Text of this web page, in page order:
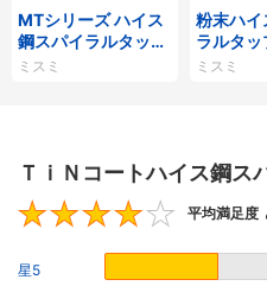
MTシリーズ ハイス
鋼スパイラルタップ
MT-SPFT
ミスミ
粉末ハイ
ラルタッ
応
ミスミ
ＴｉＮコートハイス鋼ス
平均満足度
星5